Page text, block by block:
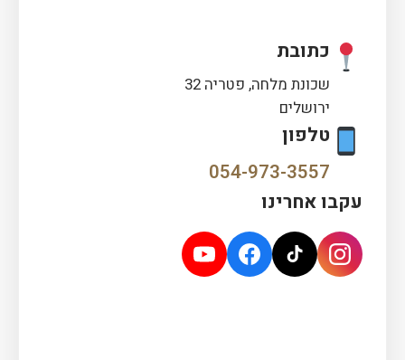
כתובת
שכונת מלחה, פטריה 32
ירושלים
טלפון
054-973-3557
עקבו אחרינו